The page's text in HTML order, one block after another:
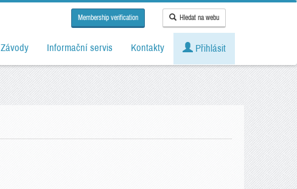
Membership verification Hledat na webu
Závody Informační servis Kontakty Přihlásit